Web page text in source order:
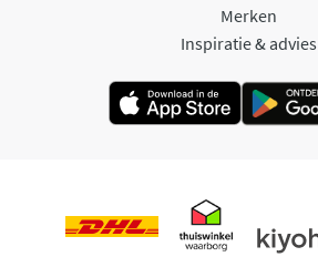
Merken
Inspiratie & advies